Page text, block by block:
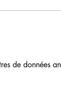
de données